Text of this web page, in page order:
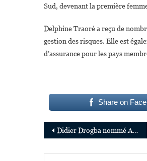
Sud, devenant la première
Delphine Traoré a reçu de
gestion des risques. Elle est
d’assurance pour les pays
Share on
Navigation
de
Didier Drogba nommé Ambassadeur de l’Organisation mondiale de la Santé pour le sport et la santé